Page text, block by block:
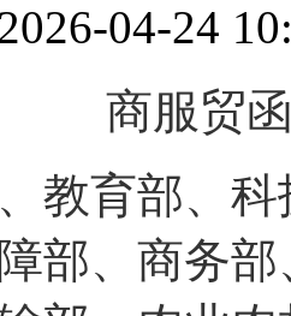
04-24
商服贸
教育部、
部、商务